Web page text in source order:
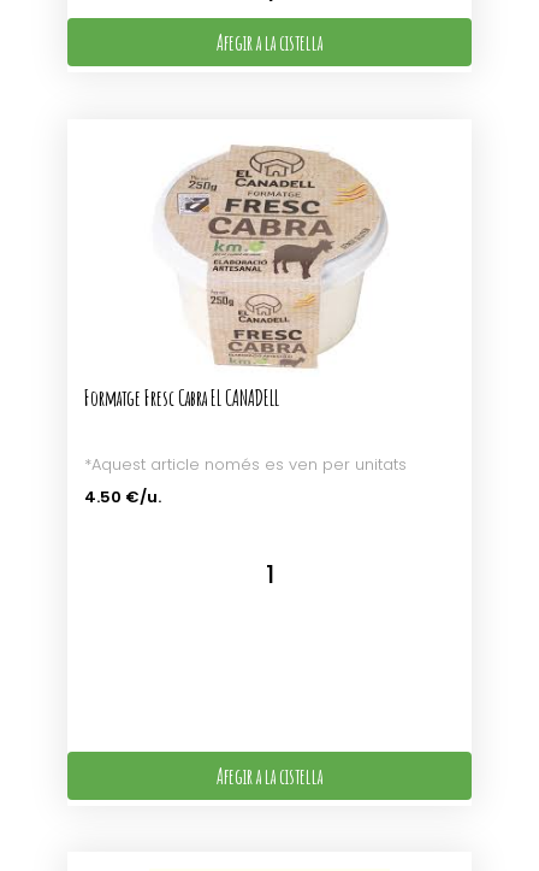
Afegir a la cistella
Formatge Fresc Cabra EL CANADELL
*Aquest article només es ven per unitats
4.50 €/u.
Afegir a la cistella